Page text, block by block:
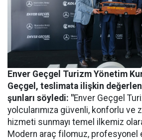
Enver Geçgel Turizm Yönetim
Geçgel , teslimata ilişkin
şunları söyledi: "Enver Geçgel
yolcularımıza güvenli, konforlu ve
hizmeti sunmayı temel ilkemiz
Modern araç filomuz, profesyonel